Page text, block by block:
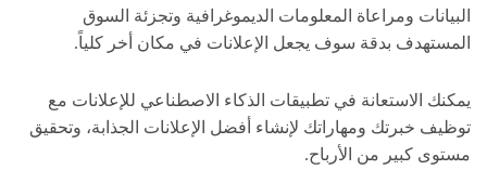
البيانات ومراعاة المعلومات الديموغرافية وتجزئة السوق
المستهدف بدقة سوف يجعل الإعلانات في مكان أخر كلياً.
يمكنك الاستعانة في تطبيقات الذكاء الاصطناعي للإعلانات مع
توظيف خبرتك ومهاراتك لإنشاء أفضل الإعلانات الجذابة، وتحقيق
مستوى كبير من الأرباح.